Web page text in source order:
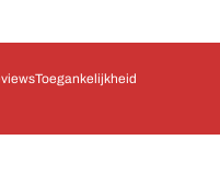
Toegankelijkheid